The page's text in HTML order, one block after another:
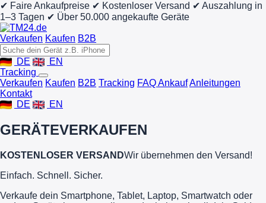
✔ Faire Ankaufpreise ✔ Kostenloser Versand ✔ Auszahlung in
1–3 Tagen ✔ Über 50.000 angekaufte Geräte
Verkaufen Kaufen B2B
DE
EN
Tracking
Verkaufen Kaufen B2B Tracking FAQ AnkaufAnleitungen
Kontakt
DE
EN
GERÄTEVERKAUFEN
KOSTENLOSER VERSANDWir übernehmen den Versand!
Einfach. Schnell. Sicher.
Verkaufe dein Smartphone, Tablet, Laptop, Smartwatch oder